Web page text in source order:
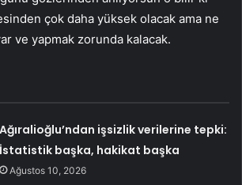
çok daha yüksek olacak ama ne
ve yapmak zorunda kalacak.
Ağıralioğlu’ndan işsizlik verilerine tepki:
İstatistik başka, hakikat başka
Ağustos 10, 2026